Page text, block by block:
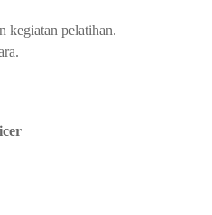
kegiatan pelatihan.